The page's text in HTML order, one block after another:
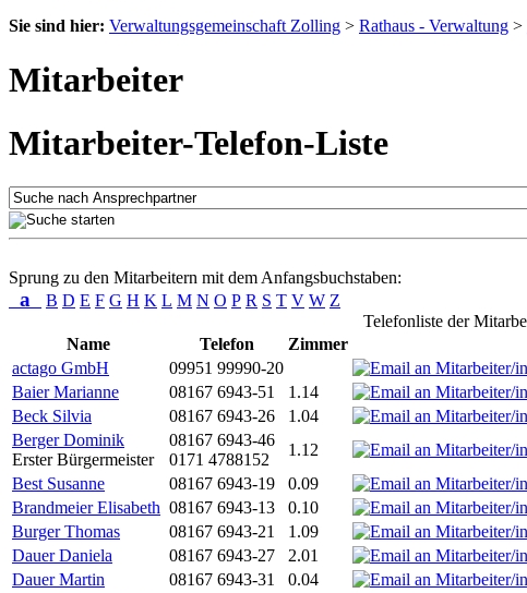
Sie sind hier: Verwaltungsgemeinschaft Zolling > Rathaus - Verwaltung >
Mitarbeiter
Mitarbeiter-Telefon-Liste
Sprung zu den Mitarbeitern mit dem Anfangsbuchstaben:
a B D E F G H K L M N O P R S T V W Z
Telefonliste der
Name
Telefon Zimmer
actago GmbH
09951 99990-20
Baier Marianne
08167 6943-51 1.14
Beck Silvia
08167 6943-26 1.04
Berger Dominik
Erster Bürgermeister
08167 6943-46
0171 4788152
1.12
Best Susanne
08167 6943-19 0.09
Brandmeier Elisabeth 08167 6943-13 0.10
Burger Thomas
08167 6943-21 1.09
Dauer Daniela
08167 6943-27 2.01
Dauer Martin
08167 6943-31 0.04